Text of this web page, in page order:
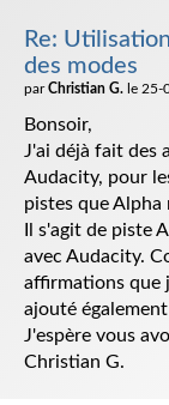
Re:
des modes
parChristian G. le 25-
Bonsoir,
J'ai déjà fait des
Audacity, pour
pistes que
Il s'agit de piste
avec Audacity.
affirmations que
ajouté
J'espère vous
Christian G.